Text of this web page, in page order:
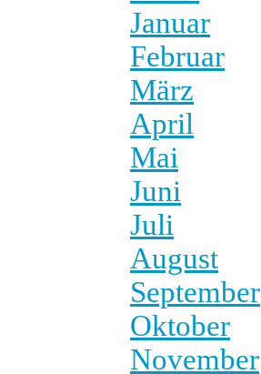
Januar
Februar
März
April
Mai
Juni
Juli
August
September
Oktober
November